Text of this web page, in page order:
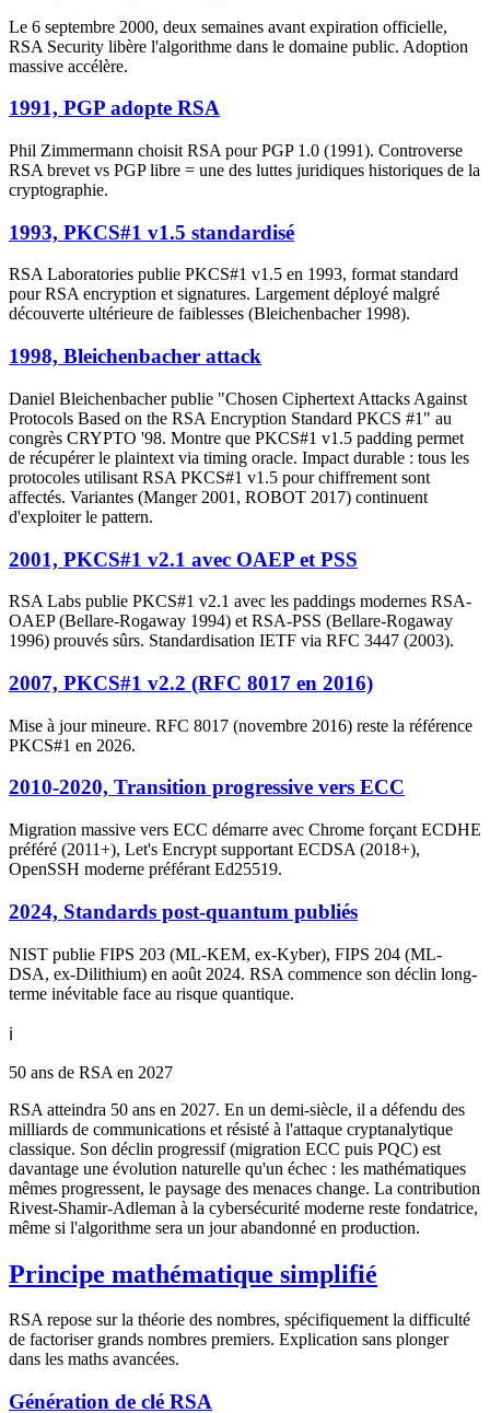
Le 6 septembre 2000, deux semaines avant expiration officielle,
RSA Security libère l'algorithme dans le domaine public. Adoption
massive accélère.
1991, PGP adopte RSA
Phil Zimmermann choisit RSA pour PGP 1.0 (1991). Controverse
RSA brevet vs PGP libre = une des luttes juridiques historiques de la
cryptographie.
1993, PKCS#1 v1.5 standardisé
RSA Laboratories publie PKCS#1 v1.5 en 1993, format standard
pour RSA encryption et signatures. Largement déployé malgré
découverte ultérieure de faiblesses (Bleichenbacher 1998).
1998, Bleichenbacher attack
Daniel Bleichenbacher publie "Chosen Ciphertext Attacks Against
Protocols Based on the RSA Encryption Standard PKCS #1" au
congrès CRYPTO '98. Montre que PKCS#1 v1.5 padding permet
de récupérer le plaintext via timing oracle. Impact durable : tous les
protocoles utilisant RSA PKCS#1 v1.5 pour chiffrement sont
affectés. Variantes (Manger 2001, ROBOT 2017) continuent
d'exploiter le pattern.
2001, PKCS#1 v2.1 avec OAEP et PSS
RSA Labs publie PKCS#1 v2.1 avec les paddings modernes RSA-
OAEP (Bellare-Rogaway 1994) et RSA-PSS (Bellare-Rogaway
1996) prouvés sûrs. Standardisation IETF via RFC 3447 (2003).
2007, PKCS#1 v2.2 (RFC 8017 en 2016)
Mise à jour mineure. RFC 8017 (novembre 2016) reste la référence
PKCS#1 en 2026.
2010-2020, Transition progressive vers ECC
Migration massive vers ECC démarre avec Chrome forçant ECDHE
préféré (2011+), Let's Encrypt supportant ECDSA (2018+),
OpenSSH moderne préférant Ed25519.
2024, Standards post-quantum publiés
NIST publie FIPS 203 (ML-KEM, ex-Kyber), FIPS 204 (ML-
DSA, ex-Dilithium) en août 2024. RSA commence son déclin long-
terme inévitable face au risque quantique.
ℹ️
50 ans de RSA en 2027
RSA atteindra 50 ans en 2027. En un demi-siècle, il a défendu des
milliards de communications et résisté à l'attaque cryptanalytique
classique. Son déclin progressif (migration ECC puis PQC) est
davantage une évolution naturelle qu'un échec : les mathématiques
mêmes progressent, le paysage des menaces change. La contribution
Rivest-Shamir-Adleman à la cybersécurité moderne reste fondatrice,
même si l'algorithme sera un jour abandonné en production.
Principe mathématique simplifié
RSA repose sur la théorie des nombres, spécifiquement la difficulté
de factoriser grands nombres premiers. Explication sans plonger
dans les maths avancées.
Génération de clé RSA